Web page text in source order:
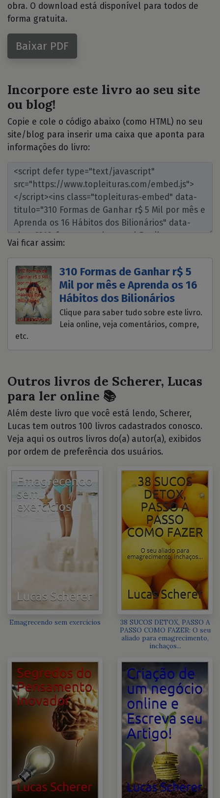
obra. O download está disponível para todos de
forma gratuita.
Baixar PDF
Incorpore este livro ao seu site
ou blog!
Copie e cole o código abaixo (como HTML) no seu
site/blog para inserir uma caixa que aponta para
informações do livro:
Vai ficar assim:
310 Formas de Ganhar r$ 5
Mil por mês e Aprenda os 16
Hábitos dos Bilionários
Clique para saber tudo sobre este livro.
Leia online, veja comentários, compre,
etc.
Outros livros de Scherer, Lucas
para ler online 📚
Além deste livro que você está lendo, Scherer,
Lucas tem outros 100 livros cadastrados conosco.
Veja aqui os outros livros do(a) autor(a), exibidos
por ordem de preferência dos usuários.
Emagrecendo sem exercicios
38 SUCOS DETOX, PASSO A
PASSO COMO FAZER: O seu
aliado para emagrecimento,
inchaços...